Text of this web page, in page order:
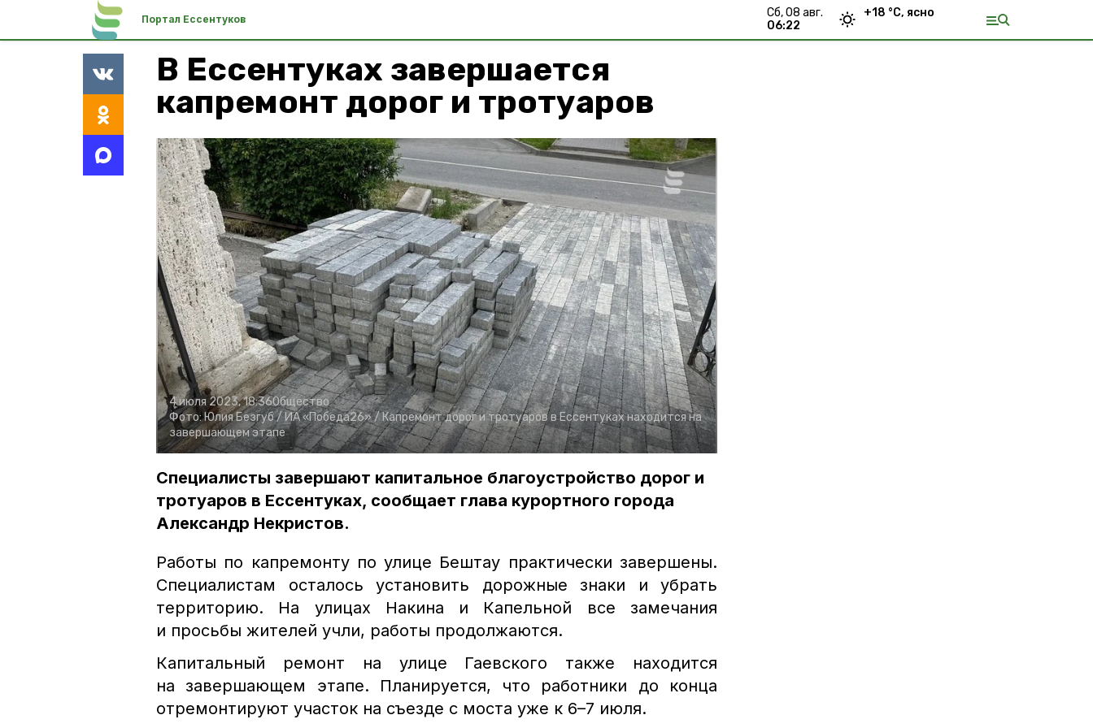
Портал Ессентуков
сб, 08 авг.
06:22
+18 °С, ясно
В Ессентуках завершается
капремонт дорог и тротуаров
4 июля 2023, 18:36Общество
Фото:Юлия Безгуб /ИА «Победа26» / Капремонт дорог и тротуаров в Ессентуках находится на
завершающем этапе
Специалисты завершают капитальное благоустройство дорог и
тротуаров в Ессентуках, сообщает глава курортного города
Александр Некристов.
Работы по капремонту по улице Бештау практически завершены.
Специалистам осталось установить дорожные знаки и убрать
территорию. На улицах Накина и Капельной все замечания
и просьбы жителей учли, работы продолжаются.
Капитальный ремонт на улице Гаевского также находится
на завершающем этапе. Планируется, что работники до конца
отремонтируют участок на съезде с моста уже к 6–7 июля.